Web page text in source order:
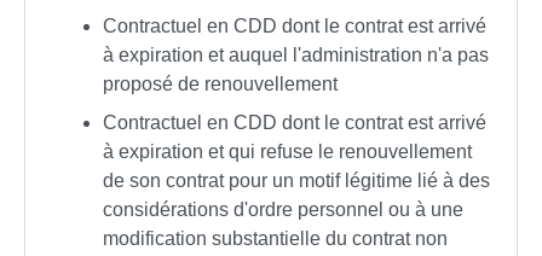
Contractuel en CDD dont le contrat est arrivé
à expiration et auquel l'administration n'a pas
proposé de renouvellement
Contractuel en CDD dont le contrat est arrivé
à expiration et qui refuse le renouvellement
de son contrat pour un motif légitime lié à des
considérations d'ordre personnel ou à une
modification substantielle du contrat non